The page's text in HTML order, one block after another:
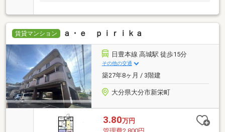
賃貸マンション ａ・ｅ ｐｉｒｉｋａ
日豊本線 高城駅 徒歩15分
その他の交通
築27年8ヶ月 / 3階建
大分県大分市新栄町
3.80万円